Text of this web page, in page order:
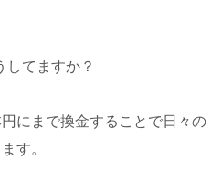
てますか？
にまで換金することで日々の
す。